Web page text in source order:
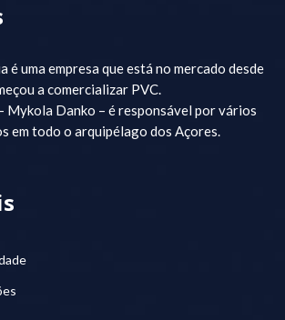
é uma empresa que está no mercado desde
a comercializar PVC.
Mykola Danko – é responsável por vários
em todo o arquipélago dos Açores.